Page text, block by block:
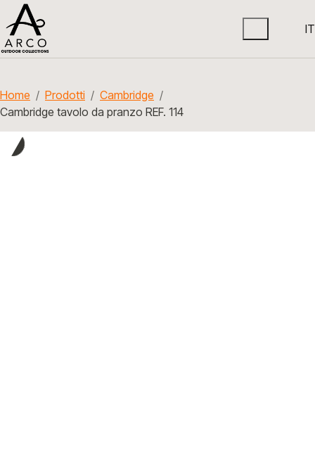
IT
Home Prodotti
Cambridge
Cambridge tavolo da pranzo REF. 114